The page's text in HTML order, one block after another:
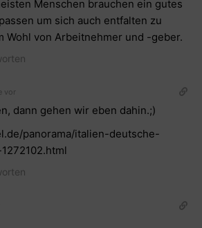
Menschen brauchen ein gutes
um sich auch entfalten zu
Wohl von Arbeitnehmer und -geber.
vor
dann gehen wir eben dahin.;)
panorama/italien-deutsche-